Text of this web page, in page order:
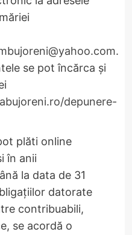
.
se pot încărca şi
depunere-
plăti online
în anii
la data de 31
datorate
contribuabili,
se acordă o